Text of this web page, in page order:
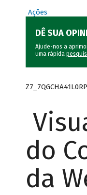
Ações
DÊ SUA
Ajude-nos a
uma rápida
do
da